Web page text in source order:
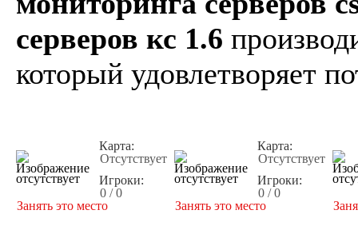
серверов кс 1.6
который удовлетворяет
Карта:
Отсутствует
Игроки:
0 / 0
Занять это место
Карта:
Отсутствует
Игроки:
0 / 0
Занять это место